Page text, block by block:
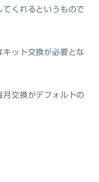
くれるというもので
ット交換が必要とな
月交換がデフォルトの